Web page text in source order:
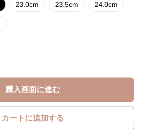
23.0cm 23.5cm 24.0cm
購入画面に進む
カートに追加する